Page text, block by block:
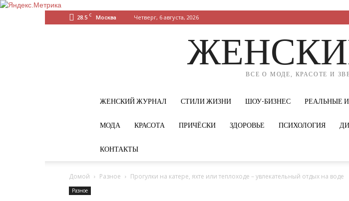
28.5 C Москва Четверг, 6 августа, 2026
ВСЕ О МОДЕ, КРАСОТЕ И
ЖЕНСКИЙ ЖУРНАЛ СТИЛИ ЖИЗНИ ШОУ-БИЗНЕС РЕАЛЬНЫЕ
МОДА КРАСОТА ПРИЧЁСКИ ЗДОРОВЬЕ ПСИХОЛОГИЯ
КОНТАКТЫ
Домой Разное Прогулки на катере, яхте или теплоходе – увлекательный отдых на воде
Разное